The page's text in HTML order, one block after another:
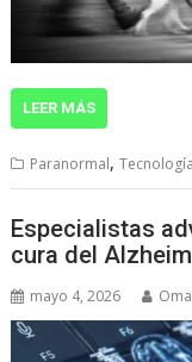
LEER MÁS
Paranormal,Tecnología
Especialistas
cura del
mayo 4, 2026